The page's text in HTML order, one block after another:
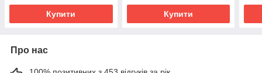
Купити Купити
Про нас